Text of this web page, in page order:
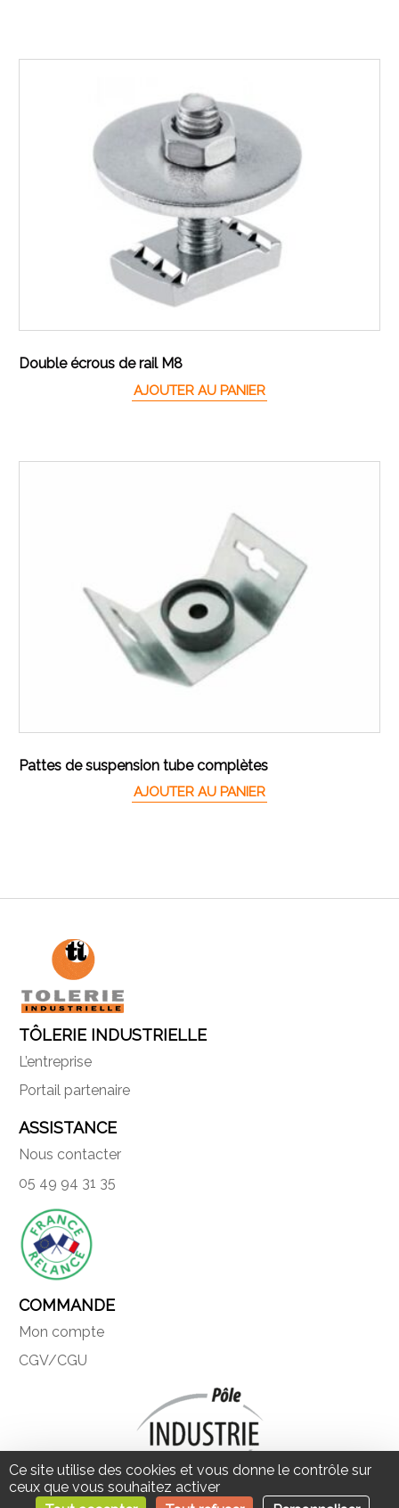
Double écrous de rail M8
AJOUTER AU PANIER
Pattes de suspension tube complètes
AJOUTER AU PANIER
TÔLERIE INDUSTRIELLE
L’entreprise
Portail partenaire
ASSISTANCE
Nous contacter
05 49 94 31 35
COMMANDE
Mon compte
CGV/CGU
Ce site utilise des cookies et vous donne le contrôle sur
ceux que vous souhaitez activer